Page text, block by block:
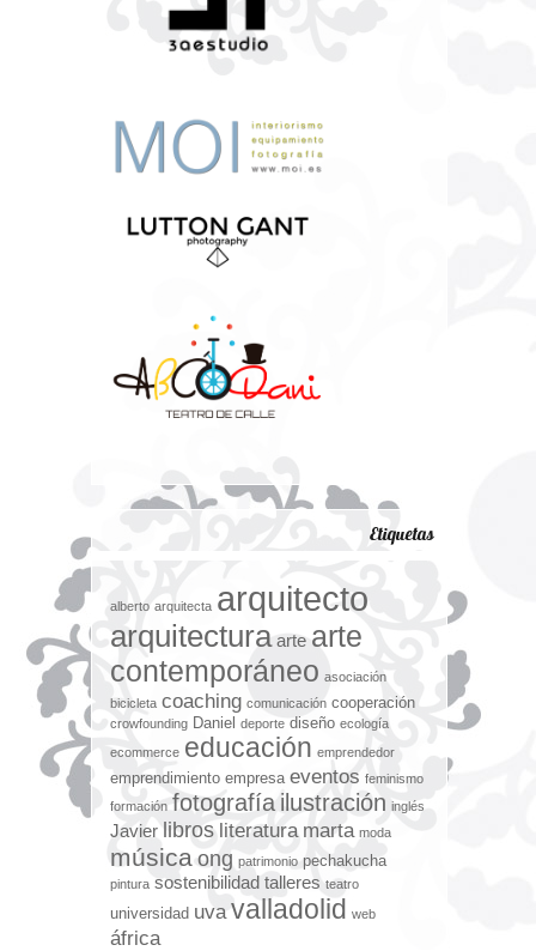
Etiquetas
alberto arquitecta arquitecto
arquitectura arte arte
contemporáneo asociación
bicicleta coaching comunicación cooperación
crowfounding Daniel deporte diseño ecología
ecommerce educación emprendedor
emprendimiento empresa eventos feminismo
formación fotografía ilustración inglés
Javier libros literatura marta moda
músicaong patrimonio pechakucha
pintura sostenibilidad talleres teatro
universidad uva valladolid web
áfrica